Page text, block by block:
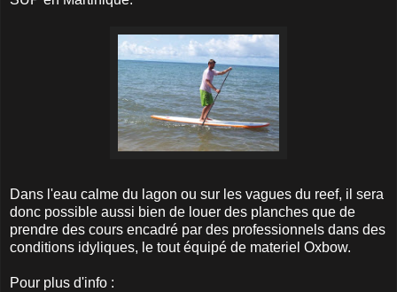
Dans l'eau calme du lagon ou sur les vagues du reef, il sera
donc possible aussi bien de louer des planches que de
prendre des cours encadré par des professionnels dans des
conditions idyliques, le tout équipé de materiel Oxbow.
Pour plus d'info :